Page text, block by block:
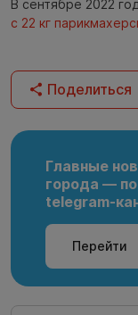
В сентябре 2022
с 22 кг
Поделиться
Главные
города —
telegram-
Перейти